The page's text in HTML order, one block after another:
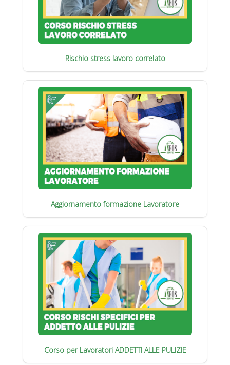
Rischio stress lavoro correlato
Aggiornamento formazione Lavoratore
Corso per Lavoratori ADDETTI ALLE PULIZIE